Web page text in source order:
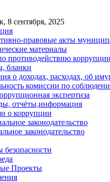
8 сентября, 2025
правовые акты
материалы
противодействию коррупции
бланки
о доходах, расходах, об
комиссии по
экспертиза
отчёты,информация
о коррупции
законодательство
законодательство
безопасности
Проекты